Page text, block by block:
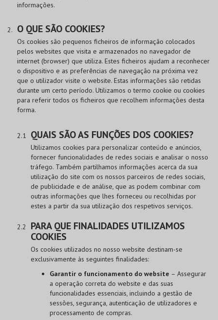
informações.
O QUE SÃO COOKIES?
Os cookies são pequenos ficheiros de informação colocados
pelos websites que visita e armazenados no navegador de
internet (browser) que utiliza. Estes ficheiros ajudam a reconhecer
o dispositivo e as preferências de navegação na próxima vez
que o utilizador visite o website. Estas informações são retidas
durante um certo período. Utilizamos o termo cookie ou cookies
para referir todos os ficheiros que recolhem informações desta
forma.
QUAIS SÃO AS FUNÇÕES DOS COOKIES?
Utilizamos cookies para personalizar conteúdo e anúncios,
fornecer funcionalidades de redes sociais e analisar o nosso
tráfego. Também partilhamos informações acerca da sua
utilização do site com os nossos parceiros de redes sociais,
de publicidade e de análise, que as podem combinar com
outras informações que lhes forneceu ou recolhidas por
estes a partir da sua utilização dos respetivos serviços.
PARA QUE FINALIDADES UTILIZAMOS
COOKIES
Os cookies utilizados no nosso website destinam-se
exclusivamente às seguintes finalidades:
Garantir o funcionamento do website – Assegurar
a operação correta do website e das suas
funcionalidades essenciais, incluindo a gestão de
sessões, segurança, autenticação de utilizadores e
processamento de compras.